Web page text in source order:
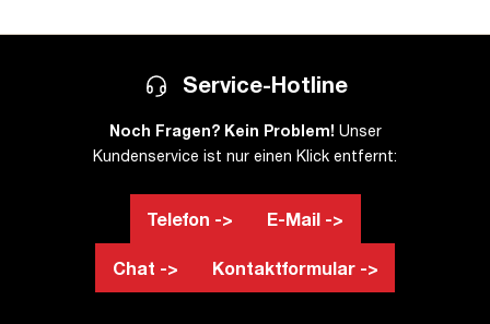
Service-Hotline
Noch Fragen? Kein Problem! Unser
Kundenservice ist nur einen Klick entfernt:
Telefon -> E-Mail ->
Chat -> Kontaktformular ->